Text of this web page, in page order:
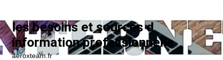
les besoins et sources d
information professionnelle
aeroxteam.fr